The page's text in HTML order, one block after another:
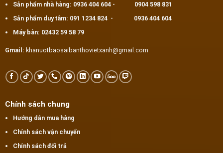
Sản phẩm nhà hàng: 0936 404 604- 0904 598 831
Sản phẩm duy tâm: 091 1234 824 -
0936 404 604
Máy bàn: 02432 59 58 79
Gmail: khanuotbaosaibanthovietxanh@gmail.com
Chính sách chung
Hướng dẫn mua hàng
Chính sách vận chuyển
Chính sách đổi trả